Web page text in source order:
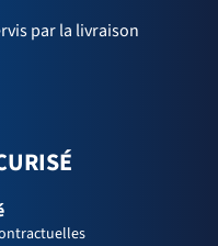
par la livraison